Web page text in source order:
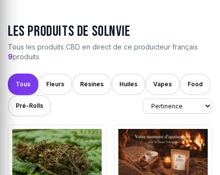
Les produits de Solnvie
Tous les produits CBD en direct de ce producteur français
9produits
Tous Fleurs Résines Huiles Vapes Food
Pré-Rolls